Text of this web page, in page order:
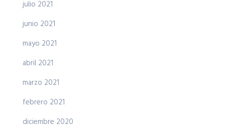
julio 2021
junio 2021
mayo 2021
abril 2021
marzo 2021
febrero 2021
diciembre 2020